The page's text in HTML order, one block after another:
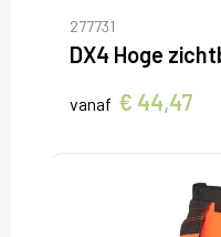
277731
vanaf € 44,47